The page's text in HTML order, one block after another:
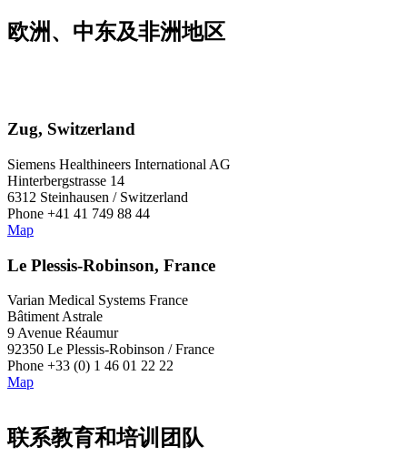
欧洲、中东及非洲地区
Zug, Switzerland
Siemens Healthineers International AG
Hinterbergstrasse 14
6312 Steinhausen / Switzerland
Phone +41 41 749 88 44
Map
Le Plessis-Robinson, France
Varian Medical Systems France
Bâtiment Astrale
9 Avenue Réaumur
92350 Le Plessis-Robinson / France
Phone +33 (0) 1 46 01 22 22
Map
联系教育和培训团队